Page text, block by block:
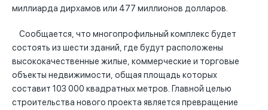
миллиарда дирхамов или 477 миллионов долларов.
Сообщается, что многопрофильный комплекс будет
состоять из шести зданий, где будут расположены
высококачественные жилые, коммерческие и торговые
объекты недвижимости, общая площадь которых
составит 103 000 квадратных метров. Главной целью
строительства нового проекта является превращение